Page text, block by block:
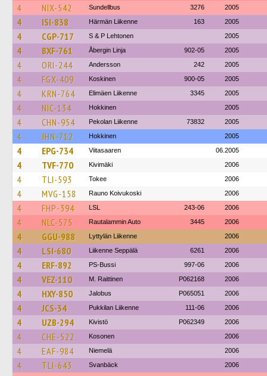
4 NIX-542 Sundellbus 3276 2005
4 ISI-838 Härmän Liikenne 163 2005
4 CGP-717 S & P Lehtonen 2005
4 BXF-761 Åbergin Linja 902-05 2005
4 ORI-244 Andersson 242 2005
4 FGX-409 Koskinen 900-05 2005
4 KRN-764 Elimäen Liikenne 3345 2005
4 NIC-134 Hokkinen 2005
4 CHN-954 Pekolan Liikenne 73832 2005
4 JHN-712 Hokkinen 2005
4 EPG-734 Viitasaaren 06.2005
4 TVF-770 Kivimäki 2006
4 TLI-593 Tokee 2006
4 MVG-158 Rauno Koivukoski 2006
4 FHP-394 LSL 243-06 2006
4 NLC-575 Rautalammin Auto 3445 2006
4 GGU-988 Lyttylän Liikenne 2006
4 LSI-680 Liikenne Seppälä 6261 2006
4 ERF-892 PS-Bussi 997-06 2006
4 VEZ-110 M. Raittinen P062168 2006
4 HXY-850 Jalobus P065051 2006
4 JCS-34 Pukkilan Liikenne 111-06 2006
4 UZB-294 Kivistö P062349 2006
4 CHE-522 Kosonen 2006
4 EAF-984 Niemelä 2006
4 TLI-643 Svanbäck 2006